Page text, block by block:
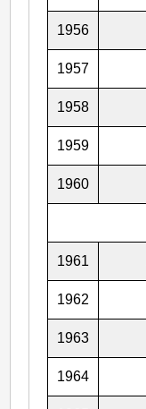
1956
1957
1958
1959
1960
1961
1962
1963
1964